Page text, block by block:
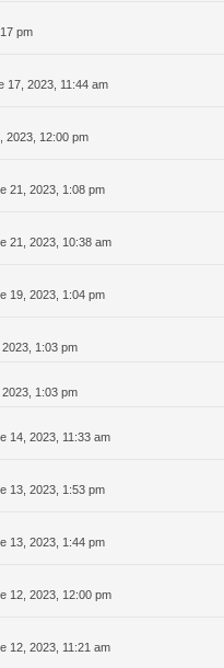
pm
17, 2023, 11:44 am
2023, 12:00 pm
21, 2023, 1:08 pm
21, 2023, 10:38 am
19, 2023, 1:04 pm
1:03 pm
1:03 pm
14, 2023, 11:33 am
13, 2023, 1:53 pm
13, 2023, 1:44 pm
12, 2023, 12:00 pm
12, 2023, 11:21 am